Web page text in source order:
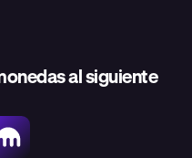
al siguiente